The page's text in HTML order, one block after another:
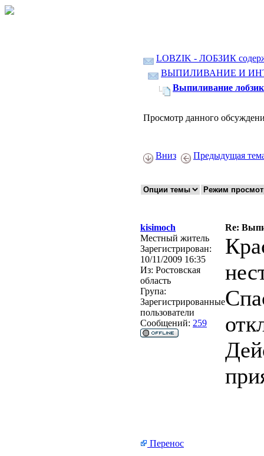
LOBZIK - ЛОБЗИК
ВЫПИЛИВАНИЕ И
Выпиливание
Просмотр данного
Вниз Предыдущая
kisimoch
Re:
Местный житель
Зарегистрирован:
10/11/2009 16:35
Из: Ростовская
область
Група:
Зарегистрированные
пользователи
Сообщений: 259
Перенос